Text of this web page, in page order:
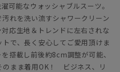
可能なウォッシャブルスーツ。
れを洗い流すシャワークリーン
応生地＆トレンドに左右されな
で、長く安心してご愛用頂けま
搭載し前後約8cm調整が可能、
のまま着用OK！ ビジネス、リ